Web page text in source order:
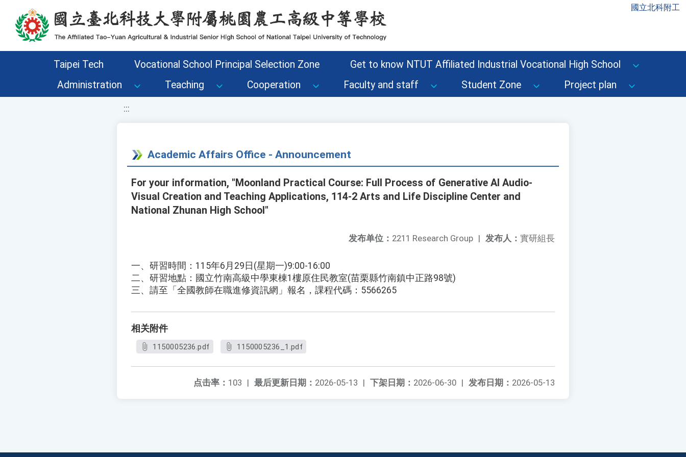
移至網頁之主要內容區位置 國立北科附工
Taipei Tech Vocational School Principal Selection Zone
Get to know NTUT Affiliated Industrial Vocational High School
Administration
Teaching Cooperation Faculty and staff Student Zone Project plan
:::
Academic Affairs Office - Announcement
For your information, "Moonland Practical Course: Full Process of Generative AI Audio-
Visual Creation and Teaching Applications, 114-2 Arts and Life Discipline Center and
National Zhunan High School"
发布人： 實研組長
发布单位： 2211 Research Group |
一、研習時間：115年6月29日(星期一)9:00-16:00
二、研習地點：國立竹南高級中學東棟1樓原住民教室(苗栗縣竹南鎮中正路98號)
三、請至「全國教師在職進修資訊網」報名，課程代碼：5566265
相关附件
1150005236.pdf 1150005236_1.pdf
发布日期： 2026-05-13
下架日期： 2026-06-30 |
最后更新日期： 2026-05-13 |
点击率： 103 |